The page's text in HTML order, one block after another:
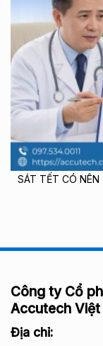
SÁT TẾT CÓ NÊN
Công ty Cổ
Accutech Việt
Địa chỉ: